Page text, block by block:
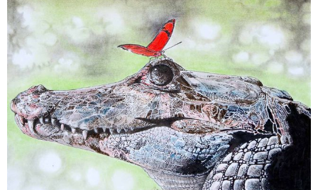
Werbemarkt